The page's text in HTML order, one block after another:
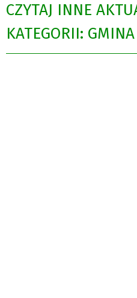
CZYTAJ INNE
KATEGORII: GMINA